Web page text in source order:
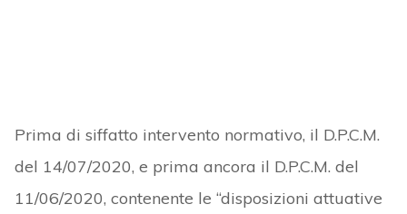
Prima di siffatto intervento normativo, il D.P.C.M.
del 14/07/2020, e prima ancora il D.P.C.M. del
11/06/2020, contenente le “disposizioni attuative